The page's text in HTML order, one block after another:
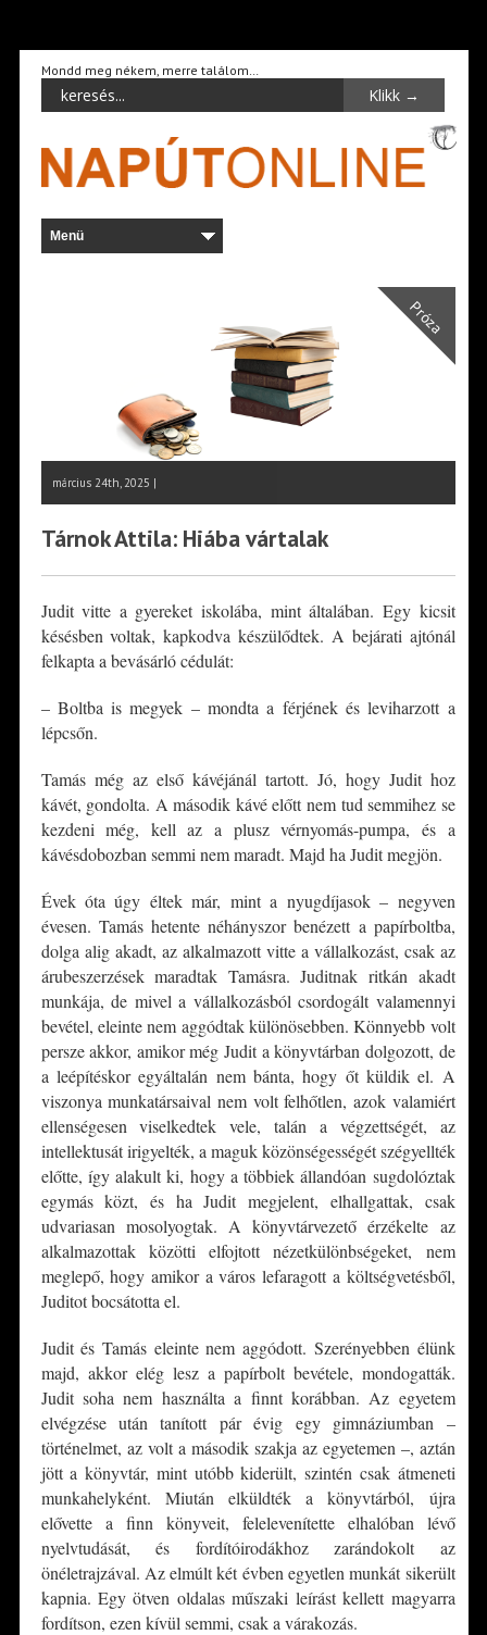
Mondd meg nékem, merre találom…
Próza
március 24th, 2025 |
Tárnok Attila: Hiába vártalak
Judit vitte a gyereket iskolába, mint általában. Egy kicsit
késésben voltak, kapkodva készülődtek. A bejárati ajtónál
felkapta a bevásárló cédulát:
– Boltba is megyek – mondta a férjének és leviharzott a
lépcsőn.
Tamás még az első kávéjánál tartott. Jó, hogy Judit hoz
kávét, gondolta. A második kávé előtt nem tud semmihez se
kezdeni még, kell az a plusz vérnyomás-pumpa, és a
kávésdobozban semmi nem maradt. Majd ha Judit megjön.
Évek óta úgy éltek már, mint a nyugdíjasok – negyven
évesen. Tamás hetente néhányszor benézett a papírboltba,
dolga alig akadt, az alkalmazott vitte a vállalkozást, csak az
árubeszerzések maradtak Tamásra. Juditnak ritkán akadt
munkája, de mivel a vállalkozásból csordogált valamennyi
bevétel, eleinte nem aggódtak különösebben. Könnyebb volt
persze akkor, amikor még Judit a könyvtárban dolgozott, de
a leépítéskor egyáltalán nem bánta, hogy őt küldik el. A
viszonya munkatársaival nem volt felhőtlen, azok valamiért
ellenségesen viselkedtek vele, talán a végzettségét, az
intellektusát irigyelték, a maguk közönségességét szégyellték
előtte, így alakult ki, hogy a többiek állandóan sugdolóztak
egymás közt, és ha Judit megjelent, elhallgattak, csak
udvariasan mosolyogtak. A könyvtárvezető érzékelte az
alkalmazottak közötti elfojtott nézetkülönbségeket, nem
meglepő, hogy amikor a város lefaragott a költségvetésből,
Juditot bocsátotta el.
Judit és Tamás eleinte nem aggódott. Szerényebben élünk
majd, akkor elég lesz a papírbolt bevétele, mondogatták.
Judit soha nem használta a finnt korábban. Az egyetem
elvégzése után tanított pár évig egy gimnáziumban –
történelmet, az volt a második szakja az egyetemen –, aztán
jött a könyvtár, mint utóbb kiderült, szintén csak átmeneti
munkahelyként. Miután elküldték a könyvtárból, újra
elővette a finn könyveit, felelevenítette elhalóban lévő
nyelvtudását, és fordítóirodákhoz zarándokolt az
önéletrajzával. Az elmúlt két évben egyetlen munkát sikerült
kapnia. Egy ötven oldalas műszaki leírást kellett magyarra
fordítson, ezen kívül semmi, csak a várakozás.